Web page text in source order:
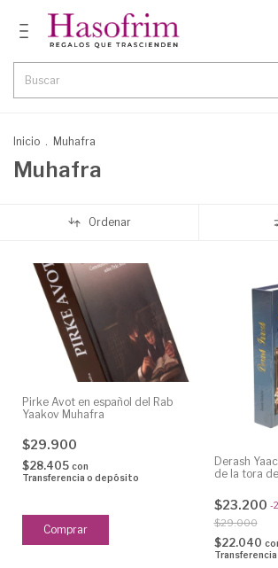
Inicio . Muhafra
Muhafra
Ordenar
Pirke Avot en español del Rab
Yaakov Muhafra
$29.900
$28.405 con
Transferencia o depósito
Derash
de la tora
$23.200 -
$29.000
$22.040